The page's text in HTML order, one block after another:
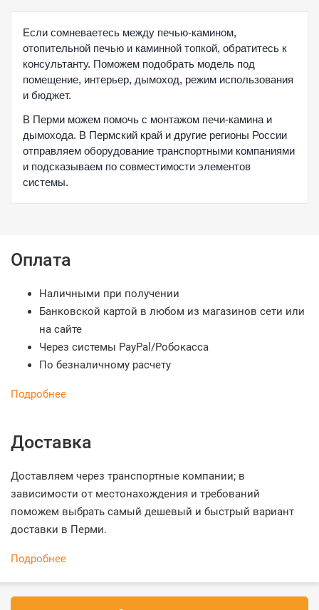
Если сомневаетесь между печью-камином,
отопительной печью и каминной топкой, обратитесь к
консультанту. Поможем подобрать модель под
помещение, интерьер, дымоход, режим использования
и бюджет.
В Перми можем помочь с монтажом печи-камина и
дымохода. В Пермский край и другие регионы России
отправляем оборудование транспортными компаниями
и подсказываем по совместимости элементов
системы.
Оплата
Наличными при получении
Банковской картой в любом из магазинов сети или
на сайте
Через системы PayPal/Робокасса
По безналичному расчету
Подробнее
Доставка
Доставляем через транспортные компании; в
зависимости от местонахождения и требований
поможем выбрать самый дешевый и быстрый вариант
доставки в Перми.
Подробнее